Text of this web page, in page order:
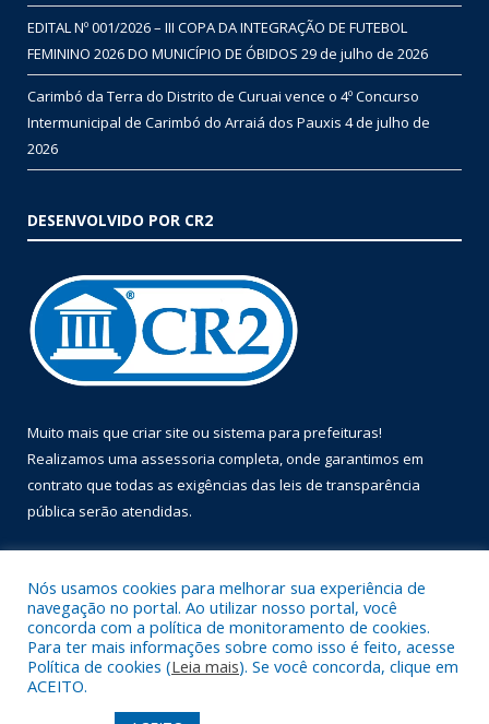
EDITAL Nº 001/2026 – III COPA DA INTEGRAÇÃO DE FUTEBOL
FEMININO 2026 DO MUNICÍPIO DE ÓBIDOS 29 de julho de 2026
Carimbó da Terra do Distrito de Curuai vence o 4º Concurso
Intermunicipal de Carimbó do Arraiá dos Pauxis 4 de julho de
2026
DESENVOLVIDO POR CR2
Muito mais que criar site ou sistema para prefeituras!
Realizamos uma assessoria completa, onde garantimos em
contrato que todas as exigências das leis de transparência
pública serão atendidas.
Todos os direitos reservados a Prefeitura Municipal de Óbidos.
Nós usamos cookies para melhorar sua experiência de
navegação no portal. Ao utilizar nosso portal, você
concorda com a política de monitoramento de cookies.
Para ter mais informações sobre como isso é feito, acesse
Política de cookies (Leia mais). Se você concorda, clique em
ACEITO.